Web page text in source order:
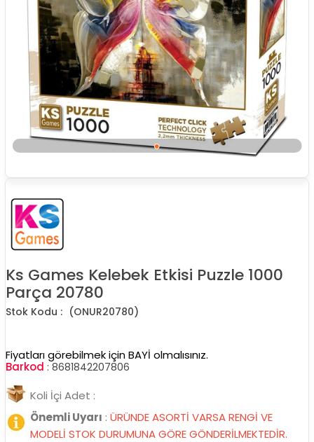
Ks Games Kelebek Etkisi Puzzle 1000
Parça 20780
(ONUR20780)
Fiyatları görebilmek için BAYİ olmalısınız.
Barkod : 8681842207806
Koli İçi Adet :
Önemli Uyarı : ÜRÜNDE ASORTİ VARSA RENGİ VE
MODELİ STOK DURUMUNA GÖRE GÖNDERİLMEKTEDİR.